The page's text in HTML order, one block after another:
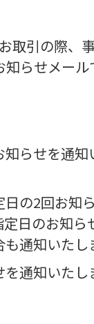
取引の際、
知らせメール
らせを通知
の2回お知
日のお知ら
通知いたし
通知いたし